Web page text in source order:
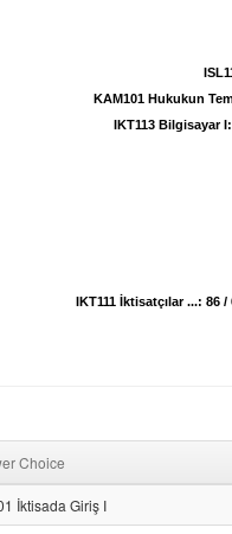
IKT111 İktisatçılar ...: 86 /
IKT113 Bilgisayar
KAM101 Hukukun
Choice
İktisada Giriş I